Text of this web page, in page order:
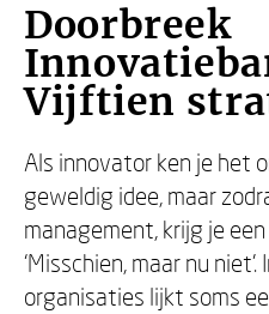
Doorbreek
Vijftien
Als innovator ken je het
geweldig idee, maar
management, krijg je een
‘Misschien, maar nu
organisaties lijkt soms